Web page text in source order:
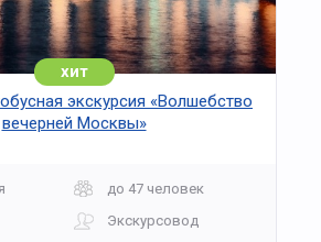
хит
экскурсия «Волшебство
вечерней Москвы»
до 47 человек
Экскурсовод